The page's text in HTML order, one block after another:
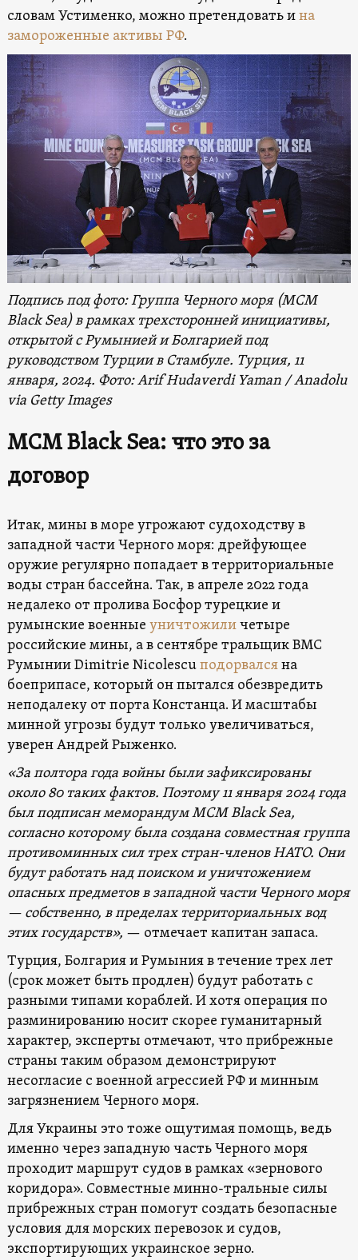
словам Устименко, можно претендовать ина
замороженные активы РФ.
Подпись под фото: Группа Черного моря (MCM
Black Sea) в рамках трехсторонней инициативы,
открытой с Румынией и Болгарией под
руководством Турции в Стамбуле. Турция, 11
января, 2024. Фото: Arif Hudaverdi Yaman / Anadolu
via Getty Images
MCM Black Sea: что это за
договор
Итак, мины в море угрожают судоходству в
западной части Черного моря: дрейфующее
оружие регулярно попадает в территориальные
воды стран бассейна. Так, в апреле 2022 года
недалеко от пролива Босфор турецкие и
румынские военные уничтожиличетыре
российские мины, а в сентябре тральщик ВМС
Румынии Dimitrie Nicolescuподорвалсяна
боеприпасе, который он пытался обезвредить
неподалеку от порта Констанца. И масштабы
минной угрозы будут только увеличиваться,
уверен Андрей Рыженко.
«За полтора года войны были зафиксированы
около 80 таких фактов. Поэтому 11 января 2024 года
был подписан меморандум MCM Black Sea,
согласно которому была создана совместная группа
противоминных сил трех стран-членов НАТО. Они
будут работать над поиском и уничтожением
опасных предметов в западной части Черного моря
— собственно, в пределах территориальных вод
этих государств», — отмечает капитан запаса.
Турция, Болгария и Румыния в течение трех лет
(срок может быть продлен) будут работать с
разными типами кораблей. И хотя операция по
разминированию носит скорее гуманитарный
характер, эксперты отмечают, что прибрежные
страны таким образом демонстрируют
несогласие с военной агрессией РФ и минным
загрязнением Черного моря.
Для Украины это тоже ощутимая помощь, ведь
именно через западную часть Черного моря
проходит маршрут судов в рамках «зернового
коридора». Совместные минно-тральные силы
прибрежных стран помогут создать безопасные
условия для морских перевозок и судов,
экспортирующих украинское зерно.